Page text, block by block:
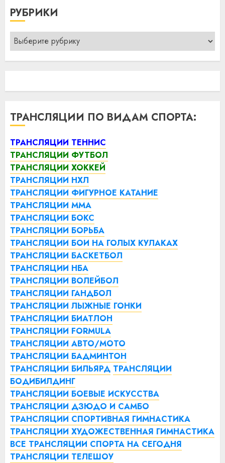
РУБРИКИ
Рубрики
ТРАНСЛЯЦИИ ПО ВИДАМ СПОРТА:
ТРАНСЛЯЦИИ ТЕННИС
ТРАНСЛЯЦИИ ФУТБОЛ
ТРАНСЛЯЦИИ ХОККЕЙ
ТРАНСЛЯЦИИ НХЛ
ТРАНСЛЯЦИИ ФИГУРНОЕ КАТАНИЕ
ТРАНСЛЯЦИИ ММА
ТРАНСЛЯЦИИ БОКС
ТРАНСЛЯЦИИ БОРЬБА
ТРАНСЛЯЦИИ БОИ НА ГОЛЫХ КУЛАКАХ
ТРАНСЛЯЦИИ БАСКЕТБОЛ
ТРАНСЛЯЦИИ НБА
ТРАНСЛЯЦИИ ВОЛЕЙБОЛ
ТРАНСЛЯЦИИ ГАНДБОЛ
ТРАНСЛЯЦИИ ЛЫЖНЫЕ ГОНКИ
ТРАНСЛЯЦИИ БИАТЛОН
ТРАНСЛЯЦИИ FORMULA
ТРАНСЛЯЦИИ АВТО/МОТО
ТРАНСЛЯЦИИ БАДМИНТОН
ТРАНСЛЯЦИИ БИЛЬЯРД ТРАНСЛЯЦИИ
БОДИБИЛДИНГ
ТРАНСЛЯЦИИ БОЕВЫЕ ИСКУССТВА
ТРАНСЛЯЦИИ ДЗЮДО И САМБО
ТРАНСЛЯЦИИ СПОРТИВНАЯ ГИМНАСТИКА
ТРАНСЛЯЦИИ ХУДОЖЕСТВЕННАЯ ГИМНАСТИКА
ВСЕ ТРАНСЛЯЦИИ СПОРТА НА СЕГОДНЯ
ТРАНСЛЯЦИИ ТЕЛЕШОУ